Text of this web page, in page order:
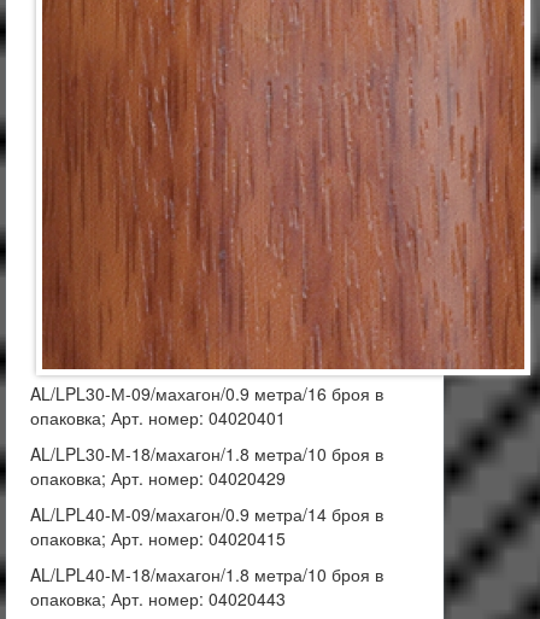
AL/LPL30-М-09/махагон/0.9 метра/16 броя в
опаковка; Арт. номер: 04020401
AL/LPL30-М-18/махагон/1.8 метра/10 броя в
опаковка; Арт. номер: 04020429
AL/LPL40-М-09/махагон/0.9 метра/14 броя в
опаковка; Арт. номер: 04020415
AL/LPL40-М-18/махагон/1.8 метра/10 броя в
опаковка; Арт. номер: 04020443